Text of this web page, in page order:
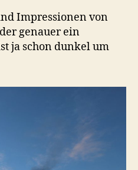
Impressionen von
genauer ein
ja schon dunkel um